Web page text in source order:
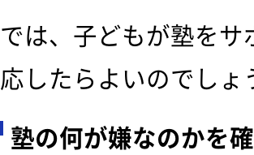
では、子どもが塾を
応したらよいのでしょ
塾の何が嫌なのかを